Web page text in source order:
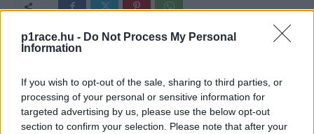
p1race.hu - Do Not Process My Personal
Information
If you wish to opt-out of the sale, sharing to third parties, or
processing of your personal or sensitive information for
targeted advertising by us, please use the below opt-out
section to confirm your selection. Please note that after your
Míg Álex Rins győzelemmel ünnepelte a valenciai
szezonzárót a Suzukival, addig csapattársa, Joan Mir
megszenvedett a GSX-RR-rel.